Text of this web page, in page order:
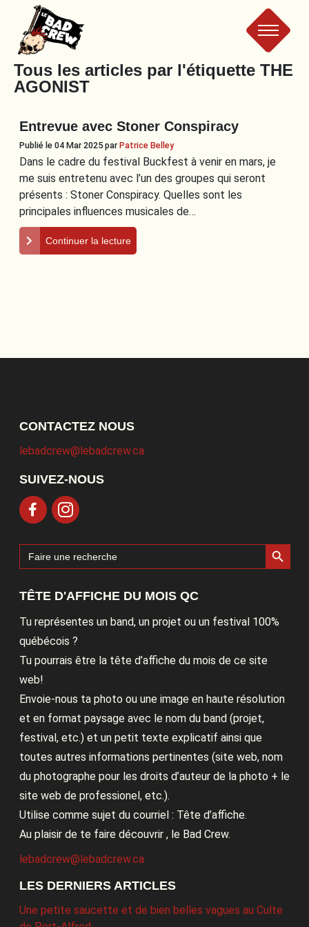
Le
Bad
Crew
Tous les articles par l'étiquette THE
AGONIST
Entrevue avec Stoner Conspiracy
Publié le 04 Mar 2025parPatrice Belley
Dans le cadre du festival Buckfest à venir en mars, je
me suis entretenu avec l’un des groupes qui seront
présents : Stoner Conspiracy. Quelles sont les
principales influences musicales de…
Continuer la lecture
CONTACTEZ NOUS
lebadcrew@lebadcrew.ca
SUIVEZ-NOUS
Search
for:
Search Button
TÊTE D'AFFICHE DU MOIS QC
Tu représentes un band, un projet ou un festival 100%
québécois ?
Tu pourrais être la tête d’affiche du mois de ce site
web!
Envoie-nous ta photo ou une image en haute résolution
et en format paysage avec le nom du band (projet,
festival, etc.) et un petit texte explicatif ainsi que
toutes autres informations pertinentes (site web, nom
du photographe pour les droits d’auteur de la photo + le
site web de professionel, etc.).
Utilise comme sujet du courriel : Tête d’affiche.
Au plaisir de te faire découvrir , le Bad Crew.
lebadcrew@lebadcrew.ca
LES DERNIERS ARTICLES
Une petite saucette et de bien belles vagues au Culte